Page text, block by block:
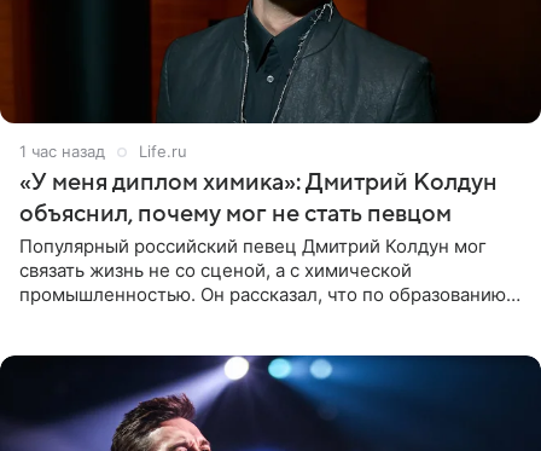
1 час назад Life.ru
«У меня диплом химика»: Дмитрий Колдун
объяснил, почему мог не стать певцом
Популярный российский певец Дмитрий Колдун мог
связать жизнь не со сценой, а с химической
промышленностью. Он рассказал, что по образованию